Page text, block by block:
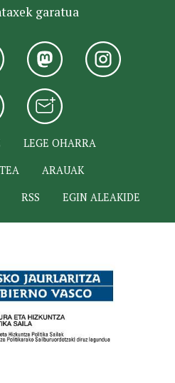
garatua
LEGE OHARRA
ARAUAK
RSS EGIN ALEAKIDE